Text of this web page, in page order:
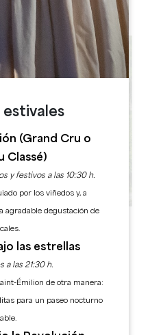
UN VIÑEDO INSCRITO
a una bodega “Saint-
estivales
(Grand Cru o
Classé)
y festivos a las 10:30 h.
por los viñedos y, a
agradable degustación de
las estrellas
a las 21:30 h.
Émilion de otra manera:
para un paseo nocturno